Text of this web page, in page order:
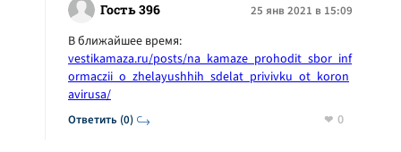
Гость 396 25 янв 2021 в 15:09
Ответить (0)
В ближайшее время:
vestikamaza.ru/posts/na_kamaze_prohodit_sbor_inf
ormaczii_o_zhelayushhih_sdelat_privivku_ot_koron
avirusa/
0